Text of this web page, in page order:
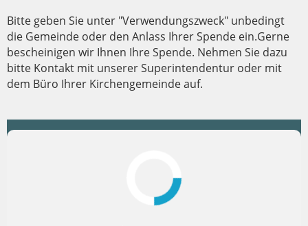
Bitte geben Sie unter "Verwendungszweck" unbedingt
die Gemeinde oder den Anlass Ihrer Spende ein.Gerne
bescheinigen wir Ihnen Ihre Spende. Nehmen Sie dazu
bitte Kontakt mit unserer Superintendentur oder mit
dem Büro Ihrer Kirchengemeinde auf.